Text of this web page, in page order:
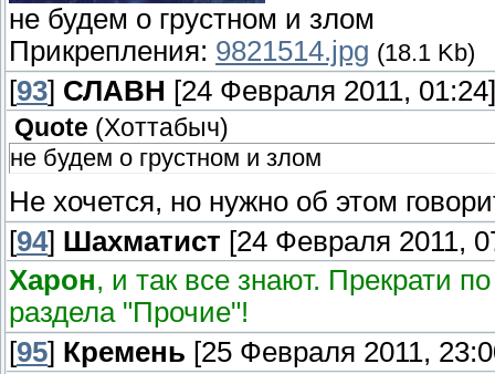
не будем о грустном и злом
Прикрепления: 9821514.jpg (18.1 Kb)
[93] СЛАВН [24 Февраля 2011, 01:24]
Quote (Хоттабыч)
не будем о грустном и злом
Не хочется, но нужно об этом
[94] Шахматист [24 Февраля 2011,
Харон, и так все знают. Прекрати
раздела "Прочие"!
[95] Кремень [25 Февраля 2011,